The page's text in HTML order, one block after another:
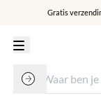
Gratis